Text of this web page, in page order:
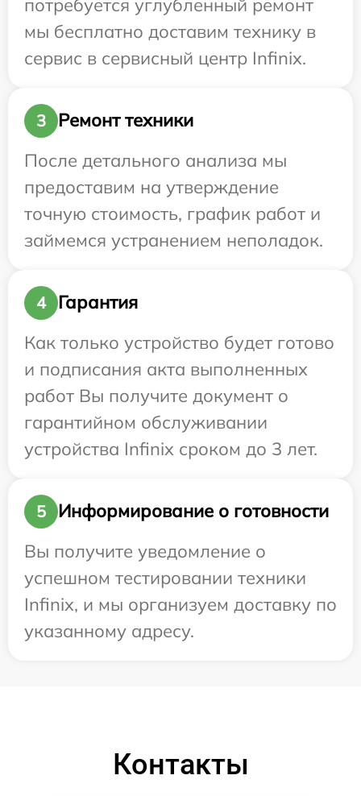
потребуется углубленный ремонт
мы бесплатно доставим технику в
сервис в сервисный центр Infinix.
3
Ремонт техники
После детального анализа мы
предоставим на утверждение
точную стоимость, график работ и
займемся устранением неполадок.
4
Гарантия
Как только устройство будет готово
и подписания акта выполненных
работ Вы получите документ о
гарантийном обслуживании
устройства Infinix сроком до 3 лет.
5
Информирование о готовности
Вы получите уведомление о
успешном тестировании техники
Infinix, и мы организуем доставку по
указанному адресу.
Контакты